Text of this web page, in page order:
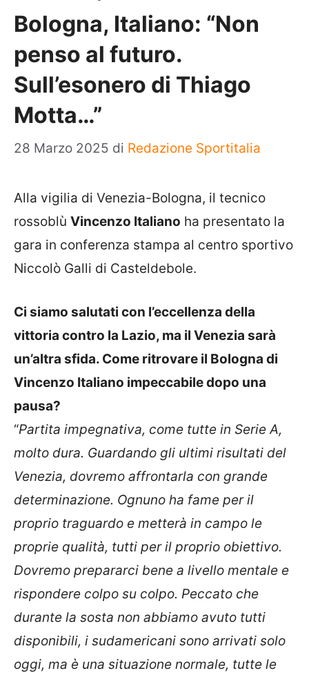
Bologna, Italiano: “Non
penso al futuro.
Sull’esonero di Thiago
Motta…”
28 Marzo 2025 di Redazione Sportitalia
Alla vigilia di Venezia-Bologna, il tecnico
rossoblù Vincenzo Italiano ha presentato la
gara in conferenza stampa al centro sportivo
Niccolò Galli di Casteldebole.
Ci siamo salutati con l’eccellenza della
vittoria contro la Lazio, ma il Venezia sarà
un’altra sfida. Come ritrovare il Bologna di
Vincenzo Italiano impeccabile dopo una
pausa?
“Partita impegnativa, come tutte in Serie A,
molto dura. Guardando gli ultimi risultati del
Venezia, dovremo affrontarla con grande
determinazione. Ognuno ha fame per il
proprio traguardo e metterà in campo le
proprie qualità, tutti per il proprio obiettivo.
Dovremo prepararci bene a livello mentale e
rispondere colpo su colpo. Peccato che
durante la sosta non abbiamo avuto tutti
disponibili, i sudamericani sono arrivati solo
oggi, ma è una situazione normale, tutte le